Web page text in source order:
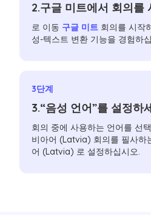
2.구글 미트에서 회의를
로 이동 구글 미트 회의를 시작
성-텍스트 변환 기능을 경험하
3단계
3.“음성 언어”를 설정하
회의 중에 사용하는 언어를 선
비아어 (Latvia) 회의를 필사하
어 (Latvia) 로 설정하십시오.